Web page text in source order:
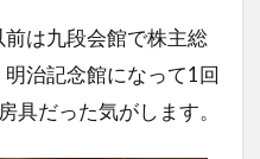
は九段会館で株主総
治記念館になって1回
具だった気がします。